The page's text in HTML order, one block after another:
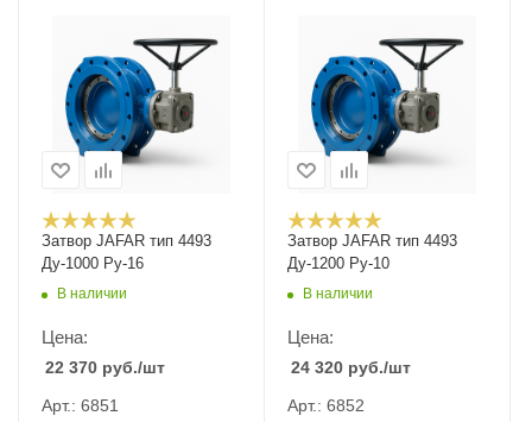
Затвор JAFAR тип 4493
Ду-1000 Ру-16
В наличии
Цена:
22 370 руб./шт
Арт.: 6851
Затвор JAFAR тип 4493
Ду-1200 Ру-10
В наличии
Цена:
24 320 руб./шт
Арт.: 6852